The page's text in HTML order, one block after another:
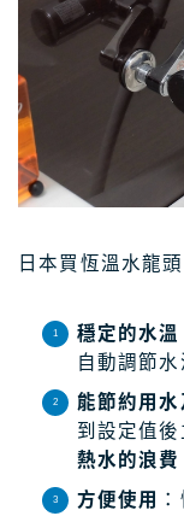
日本買恆溫水龍
穩定的水溫
自動調節
能節約用水
到設定值
熱水的浪費
方便使用